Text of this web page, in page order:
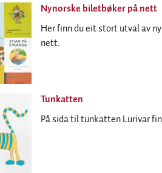
Nynorske biletbøker på nett
Her finn du eit stort utval av
nett.
Tunkatten
På sida til tunkatten Lurivar